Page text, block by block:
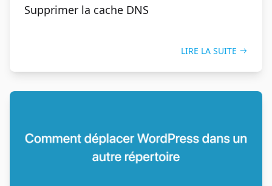
Supprimer la cache DNS
LIRE LA SUITE